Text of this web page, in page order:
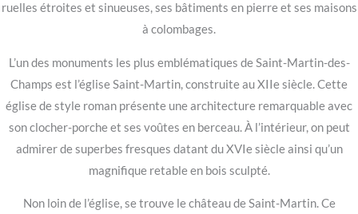
ruelles étroites et sinueuses, ses bâtiments en pierre et ses maisons
à colombages.
L’un des monuments les plus emblématiques de Saint-Martin-des-
Champs est l’église Saint-Martin, construite au XIIe siècle. Cette
église de style roman présente une architecture remarquable avec
son clocher-porche et ses voûtes en berceau. À l’intérieur, on peut
admirer de superbes fresques datant du XVIe siècle ainsi qu’un
magnifique retable en bois sculpté.
Non loin de l’église, se trouve le château de Saint-Martin. Ce